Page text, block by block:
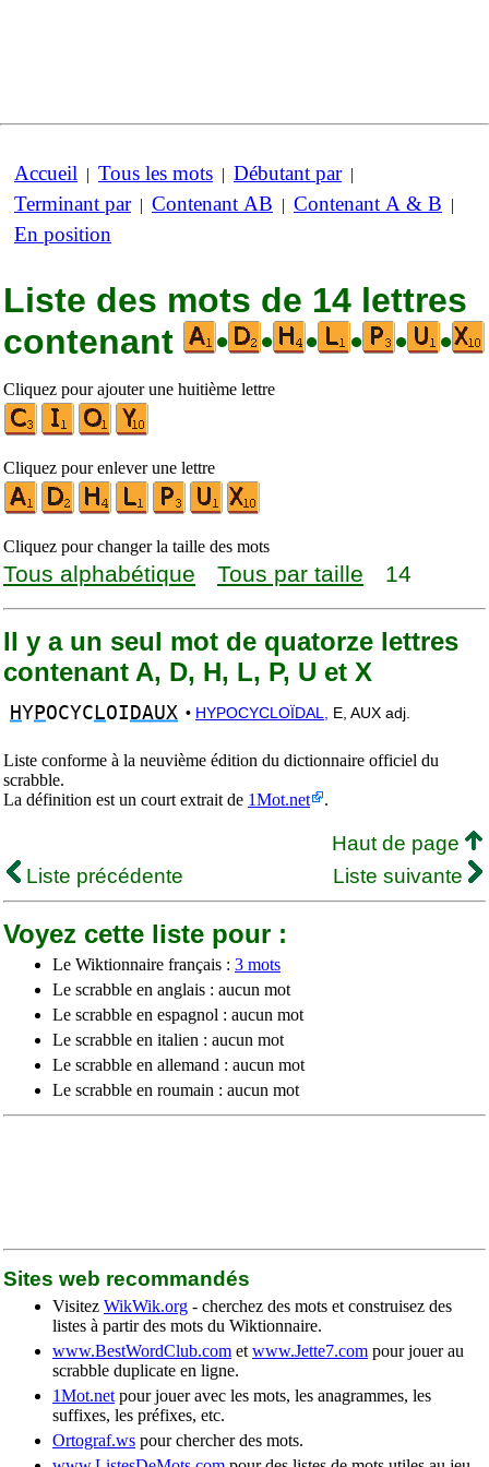
Accueil | Tous les mots | Débutant par|
Terminant par| Contenant AB | Contenant A & B |
En position
Liste des mots de 14 lettres
contenant
• • • • • •
Cliquez pour ajouter une huitième lettre
Cliquez pour enlever une lettre
Cliquez pour changer la taille des mots
Tous alphabétique Tous par taille 14
Il y a un seul mot de quatorze lettres
contenant A, D, H, L, P, U et X
HYPOCYC LOI DAUX • HYPOCYCLOÏDAL, E, AUX adj.
Liste conforme à la neuvième édition du dictionnaire officiel du
scrabble.
La définition est un court extrait de 1Mot.net .
Haut de page
Liste précédente
Liste suivante
Voyez cette liste pour :
Le Wiktionnaire français : 3 mots
Le scrabble en anglais : aucun mot
Le scrabble en espagnol : aucun mot
Le scrabble en italien : aucun mot
Le scrabble en allemand : aucun mot
Le scrabble en roumain : aucun mot
Sites web recommandés
Visitez WikWik.org - cherchez des mots et construisez des
listes à partir des mots du Wiktionnaire.
www.BestWordClub.com et www.Jette7.com pour jouer au
scrabble duplicate en ligne.
1Mot.net pour jouer avec les mots, les anagrammes, les
suffixes, les préfixes, etc.
Ortograf.ws pour chercher des mots.